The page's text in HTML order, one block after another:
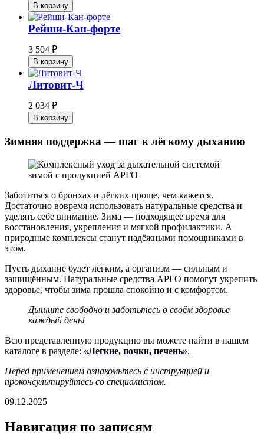
В корзину
Рейши-Кан-форте
3 504 ₽
В корзину
Литовит-Ч
2 034 ₽
В корзину
Зимняя поддержка — шаг к лёгкому дыханию
Заботиться о бронхах и лёгких проще, чем кажется.
Достаточно вовремя использовать натуральные средства и
уделять себе внимание. Зима — подходящее время для
восстановления, укрепления и мягкой профилактики. А
природные комплексы станут надёжными помощниками в
этом.
Пусть дыхание будет лёгким, а организм — сильным и
защищённым. Натуральные средства АРГО помогут укрепить
здоровье, чтобы зима прошла спокойно и с комфортом.
Дышите свободно и заботьтесь о своём здоровье
каждый день!
Всю представленную продукцию вы можете найти в нашем
каталоге в разделе: «Легкие, почки, печень».
Перед применением ознакомьтесь с инструкцией и
проконсультируйтесь со специалистом.
09.12.2025
Навигация по записям